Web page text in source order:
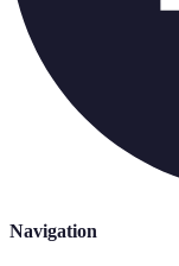
Navigation